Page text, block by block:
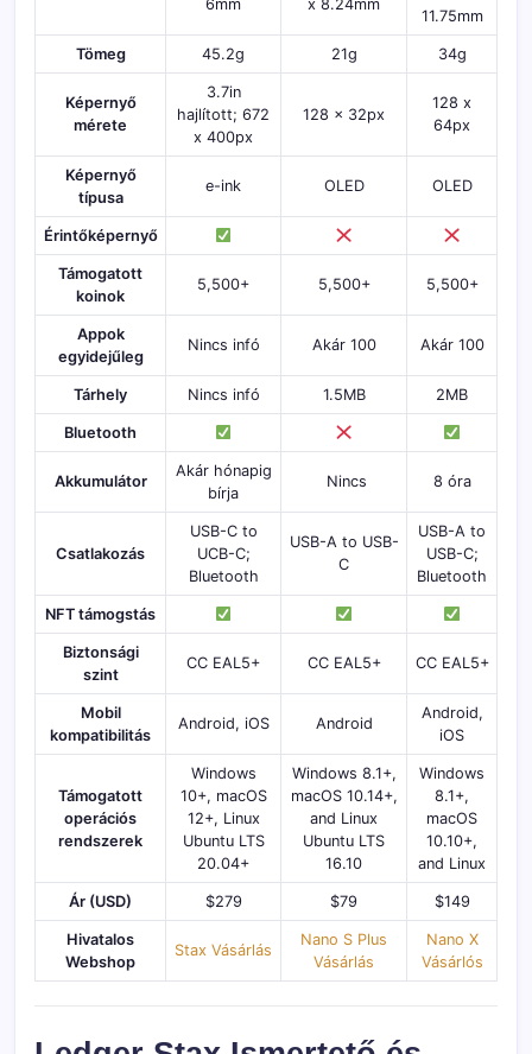
6mm
x 8.24mm
11.75mm
Tömeg 45.2g 21g 34g
Képernyő
mérete
3.7in
hajlított; 672
x 400px
128 x 32px
128 x
64px
Képernyő
típusa
e-ink OLED OLED
Érintőképernyő
Támogatott
koinok
5,500+ 5,500+ 5,500+
Appok
egyidejűleg
Nincs infó Akár 100 Akár 100
Tárhely Nincs infó 1.5MB 2MB
Bluetooth
Akkumulátor
Akár hónapig
bírja
Nincs 8 óra
Csatlakozás
USB-C to
UCB-C;
Bluetooth
USB-A to USB-
C
USB-A to
USB-C;
Bluetooth
NFT támogstás
Biztonsági
szint
CC EAL5+ CC EAL5+ CC EAL5+
Mobil
kompatibilitás
Android, iOS Android
Android,
iOS
Támogatott
operációs
rendszerek
Windows
10+, macOS
12+, Linux
Ubuntu LTS
20.04+
Windows 8.1+,
macOS 10.14+,
and Linux
Ubuntu LTS
16.10
Windows
8.1+,
macOS
10.10+,
and Linux
Ár (USD) $279 $79 $149
Hivatalos
Webshop
Stax Vásárlás
Nano S Plus
Vásárlás
Nano X
Vásárlós